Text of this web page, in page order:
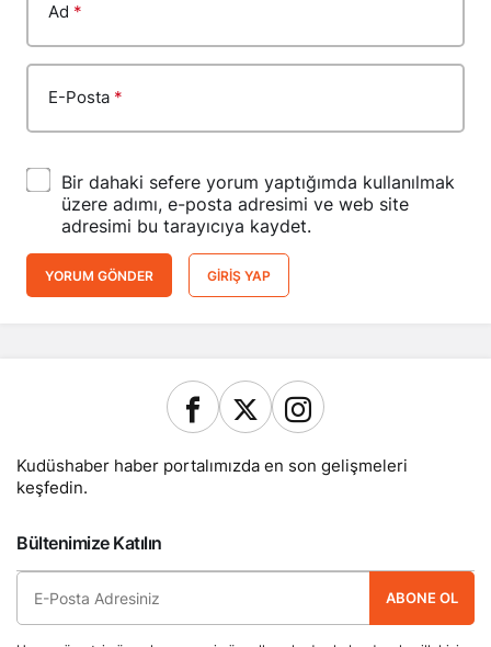
Ad *
E-Posta *
Bir dahaki sefere yorum yaptığımda kullanılmak
üzere adımı, e-posta adresimi ve web site
adresimi bu tarayıcıya kaydet.
YORUM GÖNDER GIRIŞ YAP
Kudüshaber haber portalımızda en son gelişmeleri
keşfedin.
Bültenimize Katılın
ABONE OL